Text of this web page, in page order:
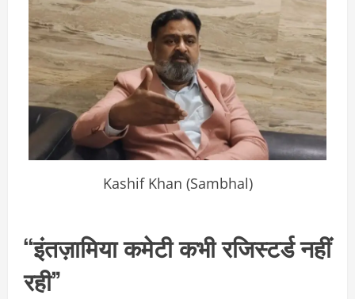
Kashif Khan (Sambhal)
“इंतज़ामिया कमेटी कभी रजिस्टर्ड नहीं
रही”